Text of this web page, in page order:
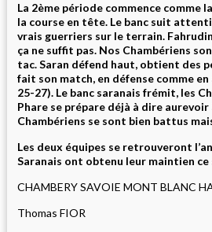
La 2ème période commence comme
la course en tête. Le banc suit
vrais guerriers sur le terrain.
ça ne suffit pas. Nos Chambériens
tac. Saran défend haut, obtient des
fait son match, en défense comme
25-27). Le banc saranais frémit, les
Phare se prépare déjà à dire
Chambériens se sont bien battus
Les deux équipes se retrouveront
Saranais ont obtenu leur maintien ce
CHAMBERY SAVOIE MONT BLANC
Thomas FIOR